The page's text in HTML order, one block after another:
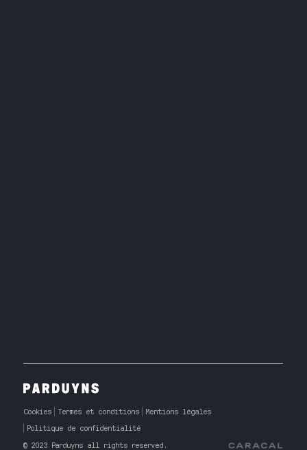
Cookies Termes et conditions
Mentions légales
Politique de confidentialité
© 2023 Parduyns all rights reserved.